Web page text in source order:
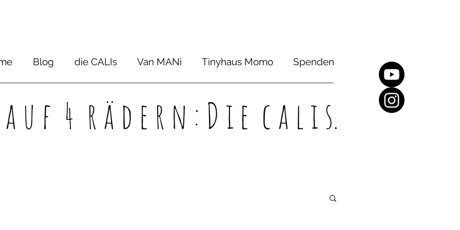
u f 4 r ä d e r n : D i e c a l i s.
Blog die CALIs Van MANi Tinyhaus Momo Spenden